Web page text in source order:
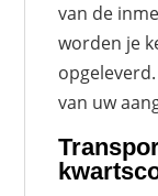
van de
worden je
van uw